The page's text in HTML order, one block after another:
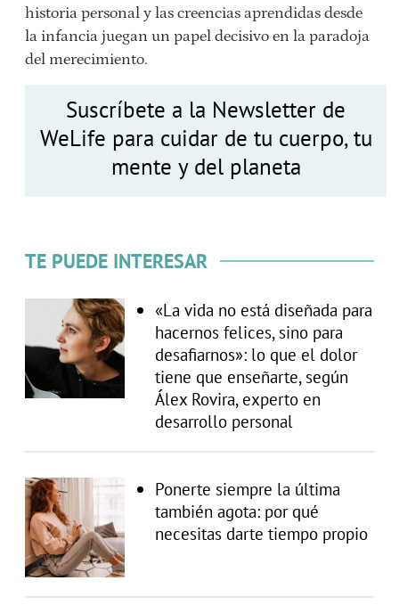
historia personal y las creencias aprendidas desde
la infancia juegan un papel decisivo en la paradoja
del merecimiento.
Suscríbete a la Newsletter de
WeLife para cuidar de tu cuerpo, tu
mente y del planeta
TE PUEDE INTERESAR
«La vida no está diseñada para
hacernos felices, sino para
desafiarnos»: lo que el dolor
tiene que enseñarte, según
Álex Rovira, experto en
desarrollo personal
Ponerte siempre la última
también agota: por qué
necesitas darte tiempo propio